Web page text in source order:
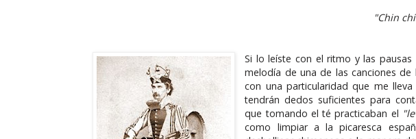
"Chin
Si lo leíste con el ritmo y las
melodía de una de las canciones
con una particularidad que me
tendrán dedos suficientes para
que tomando el té practicaban el
como limpiar a la picaresca